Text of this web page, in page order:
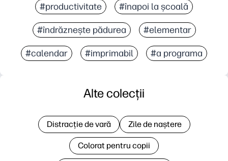
#productivitate #înapoi la școală
#îndrăznește pădurea #elementar
#calendar #imprimabil #a programa
Alte colecții
Distracție de vară Zile de naștere
Colorat pentru copii